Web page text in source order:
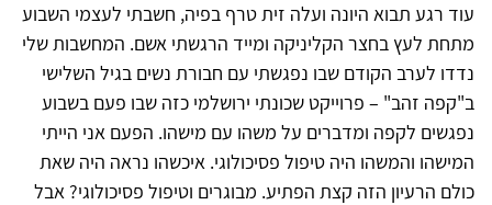
עוד רגע תבוא היונה ועלה זית טרף בפיה, חשבתי לעצמי השבוע
מתחת לעץ בחצר הקליניקה ומייד הרגשתי אשם. המחשבות שלי
נדדו לערב הקודם שבו נפגשתי עם חבורת נשים בגיל השלישי
ב"קפה זהב" – פרוייקט שכונתי ירושלמי כזה שבו פעם בשבוע
נפגשים לקפה ומדברים על משהו עם מישהו. הפעם אני הייתי
המישהו והמשהו היה טיפול פסיכולוגי. איכשהו נראה היה שאת
כולם הרעיון הזה קצת הפתיע. מבוגרים וטיפול פסיכולוגי? אבל